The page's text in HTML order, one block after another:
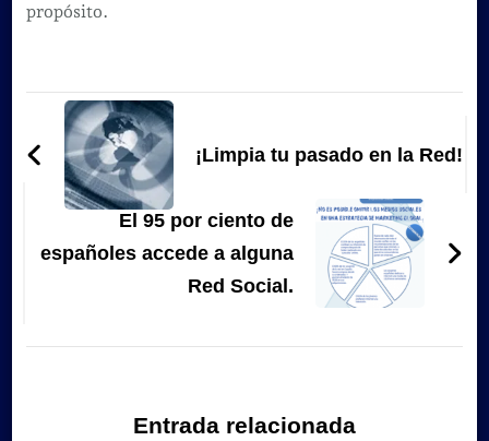
propósito.
Navegación
de
entradas
¡Limpia tu pasado en la Red!
El 95 por ciento de
españoles accede a alguna
Red Social.
Entrada relacionada